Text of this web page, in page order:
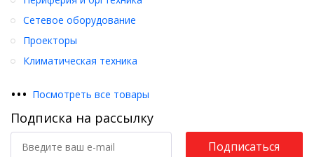
Сетевое оборудование
Проекторы
Климатическая техника
••• Посмотреть все товары
Подписка на рассылку
Подписаться